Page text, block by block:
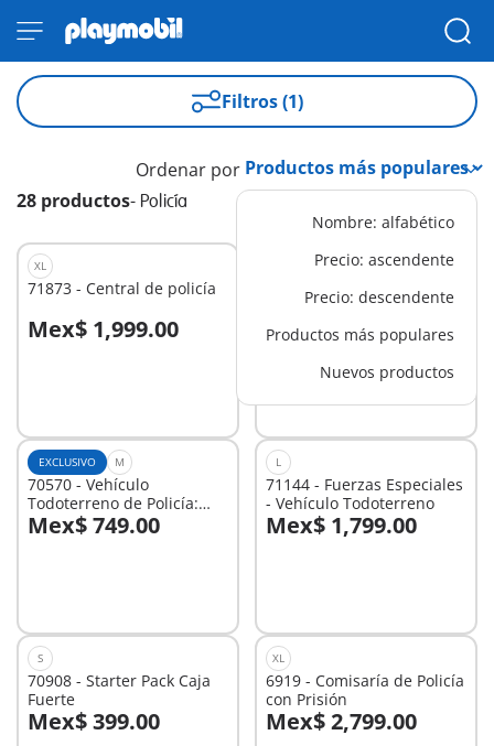
Filtros (1)
28 productos- Policía
Ordenar por
Nombre: alfabético
Precio: ascendente
Precio: descendente
Productos más populares
Nuevos productos
XL
71873 - Central de policía
Mex$ 1,999.00
A la cesta
EXCLUSIVO XS
70648 - Llavero Policía
Mex$ 109.00
A la cesta
EXCLUSIVO M
70570 - Vehículo
Todoterreno de Policía:
persecución del ladrón de
tesoros.
Mex$ 749.00
A la cesta
L
71144 - Fuerzas Especiales
- Vehículo Todoterreno
Mex$ 1,799.00
A la cesta
S
70908 - Starter Pack Caja
Fuerte
Mex$ 399.00
A la cesta
XL
6919 - Comisaría de Policía
con Prisión
Mex$ 2,799.00
A la cesta